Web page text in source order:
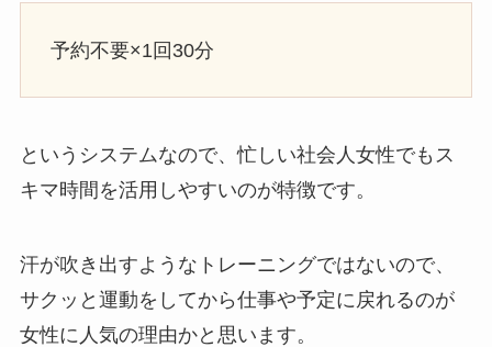
予約不要×1回30分
というシステムなので、忙しい社会人女性でもス
キマ時間を活用しやすいのが特徴です。
汗が吹き出すようなトレーニングではないので、
サクッと運動をしてから仕事や予定に戻れるのが
女性に人気の理由かと思います。